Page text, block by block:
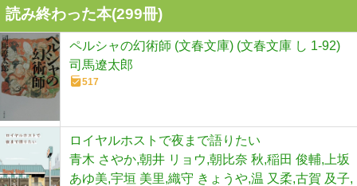
読み終わった本(299冊)
ペルシャの幻術師 (文春文庫) (文春文庫 し 1-92)
司馬遼太郎
517
ロイヤルホストで夜まで語りたい
青木 さやか,朝井 リョウ,朝比奈 秋,稲田 俊輔,上坂
あゆ美,宇垣 美里,織守 きょうや,温 又柔,古賀 及子,